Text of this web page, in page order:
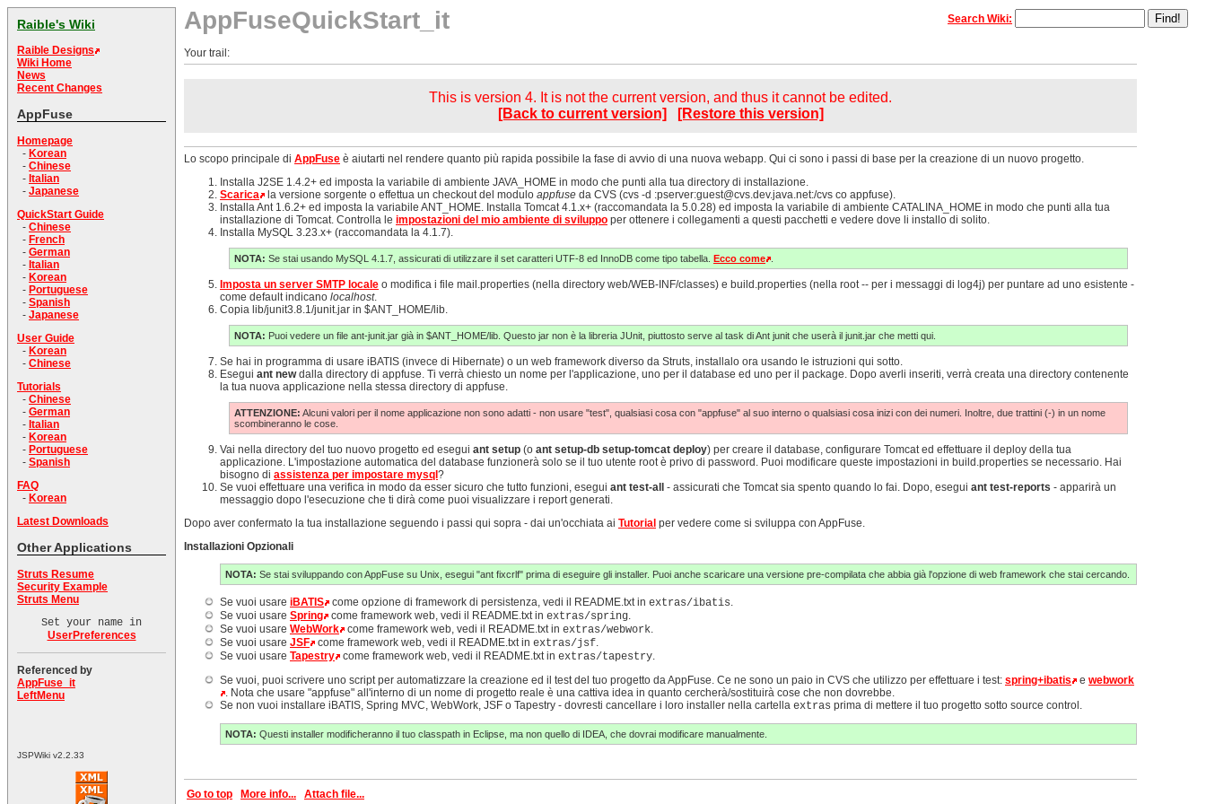
Raible's Wiki
Raible Designs
Wiki Home
News
Recent Changes
AppFuse
Homepage
- Korean
- Chinese
- Italian
- Japanese
QuickStart Guide
- Chinese
- French
- German
- Italian
- Korean
- Portuguese
- Spanish
- Japanese
User Guide
- Korean
- Chinese
Tutorials
- Chinese
- German
- Italian
- Korean
- Portuguese
- Spanish
FAQ
- Korean
Latest Downloads
Other Applications
Struts Resume
Security Example
Struts Menu
Set your name in
UserPreferences
Referenced by
AppFuse_it
LeftMenu
JSPWiki v2.2.33
AppFuseQuickStart_it Search Wiki:
Your trail:
This is version 4. It is not the current version, and thus it cannot be edited.
[Back to current version]
[Restore this version]
Lo scopo principale di AppFuse è aiutarti nel rendere quanto più rapida possibile la fase di avvio di una nuova webapp. Qui ci sono i passi di base per la creazione di un nuovo progetto.
Installa J2SE 1.4.2+ ed imposta la variabile di ambiente JAVA_HOME in modo che punti alla tua directory di installazione.
Scarica
la versione sorgente o effettua un checkout del modulo appfuse da CVS (cvs -d :pserver:guest@cvs.dev.java.net:/cvs co appfuse).
Installa Ant 1.6.2+ ed imposta la variabile ANT_HOME. Installa Tomcat 4.1.x+ (raccomandata la 5.0.28) ed imposta la variabile di ambiente CATALINA_HOME in modo che punti alla tua
installazione di Tomcat. Controlla le impostazioni del mio ambiente di sviluppo per ottenere i collegamenti a questi pacchetti e vedere dove li installo di solito.
Installa MySQL 3.23.x+ (raccomandata la 4.1.7).
NOTA: Se stai usando MySQL 4.1.7, assicurati di utilizzare il set caratteri UTF-8 ed InnoDB come tipo tabella. Ecco come
Imposta un server SMTP locale o modifica i file mail.properties (nella directory web/WEB-INF/classes) e build.properties (nella root -- per i messaggi di log4j) per puntare ad uno esistente -
come default indicano localhost.
Copia lib/junit3.8.1/junit.jar in $ANT_HOME/lib.
NOTA: Puoi vedere un file ant-junit.jar già in $ANT_HOME/lib. Questo jar non è la libreria JUnit, piuttosto serve al task di Ant junit che userà il junit.jar che metti qui.
Se hai in programma di usare iBATIS (invece di Hibernate) o un web framework diverso da Struts, installalo ora usando le istruzioni qui sotto.
Esegui ant newdalla directory di appfuse. Ti verrà chiesto un nome per l'applicazione, uno per il database ed uno per il package. Dopo averli inseriti, verrà creata una directory contenente
la tua nuova applicazione nella stessa directory di appfuse.
ATTENZIONE: Alcuni valori per il nome applicazione non sono adatti - non usare "test", qualsiasi cosa con "appfuse" al suo interno o qualsiasi cosa inizi con dei numeri. Inoltre, due trattini (-) in un nome
scombineranno le cose.
Vai nella directory del tuo nuovo progetto ed esegui ant setup (o ant setup-db setup-tomcat deploy) per creare il database, configurare Tomcat ed effettuare il deploy della tua
applicazione. L'impostazione automatica del database funzionerà solo se il tuo utente root è privo di password. Puoi modificare queste impostazioni in build.properties se necessario. Hai
bisogno di assistenza per impostare mysql ?
Se vuoi effettuare una verifica in modo da esser sicuro che tutto funzioni, esegui ant test-all - assicurati che Tomcat sia spento quando lo fai. Dopo, esegui ant test-reports - apparirà un
messaggio dopo l'esecuzione che ti dirà come puoi visualizzare i report generati.
Dopo aver confermato la tua installazione seguendo i passi qui sopra - dai un'occhiata ai Tutorial per vedere come si sviluppa con AppFuse.
Installazioni Opzionali
NOTA: Se stai sviluppando con AppFuse su Unix, esegui "ant fixcrlf" prima di eseguire gli installer. Puoi anche scaricare una versione pre-compilata che abbia già l'opzione di web framework che stai cercando.
Se vuoi usare iBATIS come opzione di framework di persistenza, vedi il README.txt in extras/ibatis.
Se vuoi usare Spring come framework web, vedi il README.txt in extras/spring.
Se vuoi usare WebWork come framework web, vedi il README.txt in extras/webwork.
Se vuoi usare JSF come framework web, vedi il README.txt in extras/jsf.
Se vuoi usare Tapestry come framework web, vedi il README.txt in extras/tapestry.
Se vuoi, puoi scrivere uno script per automatizzare la creazione ed il test del tuo progetto da AppFuse. Ce ne sono un paio in CVS che utilizzo per effettuare i test: spring+ibatis e webwork
. Nota che usare "appfuse" all'interno di un nome di progetto reale è una cattiva idea in quanto cercherà/sostituirà cose che non dovrebbe.
Se non vuoi installare iBATIS, Spring MVC, WebWork, JSF o Tapestry - dovresti cancellare i loro installer nella cartella extras prima di mettere il tuo progetto sotto source control.
NOTA: Questi installer modificheranno il tuo classpath in Eclipse, ma non quello di IDEA, che dovrai modificare manualmente.
Go to top More info... Attach file...